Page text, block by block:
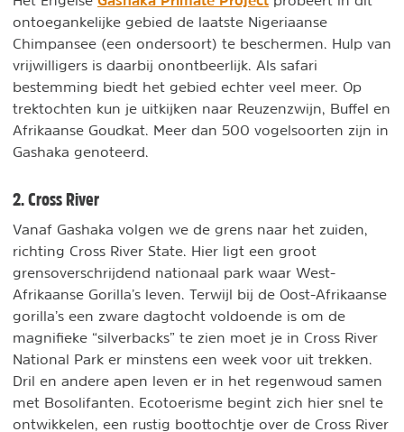
ontoegankelijke gebied de laatste Nigeriaanse
Chimpansee (een ondersoort) te beschermen. Hulp van
vrijwilligers is daarbij onontbeerlijk. Als safari
bestemming biedt het gebied echter veel meer. Op
trektochten kun je uitkijken naar Reuzenzwijn, Buffel en
Afrikaanse Goudkat. Meer dan 500 vogelsoorten zijn in
Gashaka genoteerd.
2. Cross River
Vanaf Gashaka volgen we de grens naar het zuiden,
richting Cross River State. Hier ligt een groot
grensoverschrijdend nationaal park waar West-
Afrikaanse Gorilla’s leven. Terwijl bij de Oost-Afrikaanse
gorilla’s een zware dagtocht voldoende is om de
magnifieke “silverbacks” te zien moet je in Cross River
National Park er minstens een week voor uit trekken.
Dril en andere apen leven er in het regenwoud samen
met Bosolifanten. Ecotoerisme begint zich hier snel te
ontwikkelen, een rustig boottochtje over de Cross River